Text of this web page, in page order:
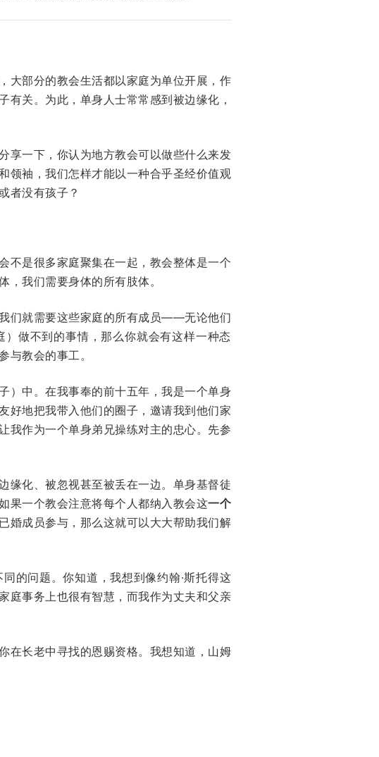
大部分的教会生活都以家庭为单位开展，作
关。为此，单身人士常常感到被边缘化，
享一下，你认为地方教会可以做些什么来发
领袖，我们怎样才能以一种合乎圣经价值观
者没有孩子？
不是很多家庭聚集在一起，教会整体是一个
我们需要身体的所有肢体。
们就需要这些家庭的所有成员——无论他们
做不到的事情，那么你就会有这样一种态
与教会的事工。
）中。在我事奉的前十五年，我是一个单身
好地把我带入他们的圈子，邀请我到他们家
我作为一个单身弟兄操练对主的忠心。先参
缘化、被忽视甚至被丢在一边。单身基督徒
果一个教会注意将每个人都纳入教会这一个
婚成员参与，那么这就可以大大帮助我们解
的问题。你知道，我想到像约翰·斯托得这
庭事务上也很有智慧，而我作为丈夫和父亲
在长老中寻找的恩赐资格。我想知道，山姆